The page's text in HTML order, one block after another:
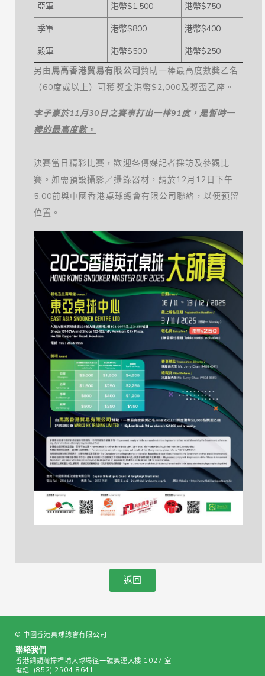
亞軍
港幣$1,500 港幣$750
季軍
港幣$800 港幣$400
殿軍
港幣$500 港幣$250
另由馬高香港貿易有限公司贊助一棒最高度數獎乙名
（60度或以上）可獲獎金港幣$2,000及獎盃乙座。
李子豪於11月30日之賽事打出一棒91度，是暫時一
棒的最高度數。
決賽當日精彩比賽，歡迎各傳媒記者採訪及參觀比
賽。如需預設攝影／攝錄器材，請於12月12日下午
5:00前與中國香港桌球總會有限公司聯絡，以便預留
位置。
返回
© 中國香港桌球總會有限公司
聯絡我們
香港銅鑼灣掃桿埔大球場徑一號奧運大樓 1027 室
電話: (852) 2504 8641